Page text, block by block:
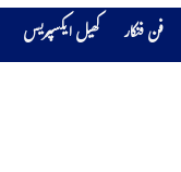
فن فنکار کھیل ایکسپریس